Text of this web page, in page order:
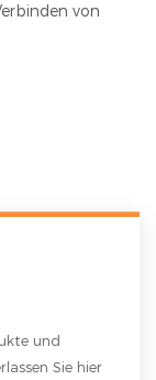
von
und
Sie hier